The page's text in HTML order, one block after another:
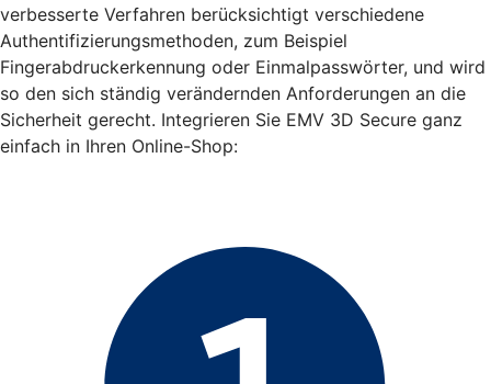
verbesserte Verfahren berücksichtigt verschiedene
Authentifizierungsmethoden, zum Beispiel
Fingerabdruckerkennung oder Einmalpasswörter, und wird
so den sich ständig verändernden Anforderungen an die
Sicherheit gerecht. Integrieren Sie EMV 3D Secure ganz
einfach in Ihren Online-Shop: